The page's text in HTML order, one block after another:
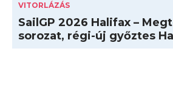
VITORLÁZÁS
SailGP 2026 Halifax –
sorozat, régi-új győztes